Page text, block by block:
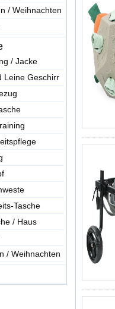
/ Weihnachten
/ Jacke
Leine Geschirr
Tasche
/ Haus
/ Weihnachten